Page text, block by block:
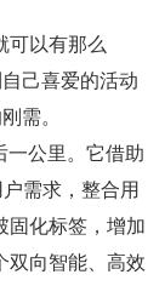
可以有那么
己喜爱的活动
需。
公里。它借助
需求，整合用
固化标签，增加
双向智能、高效